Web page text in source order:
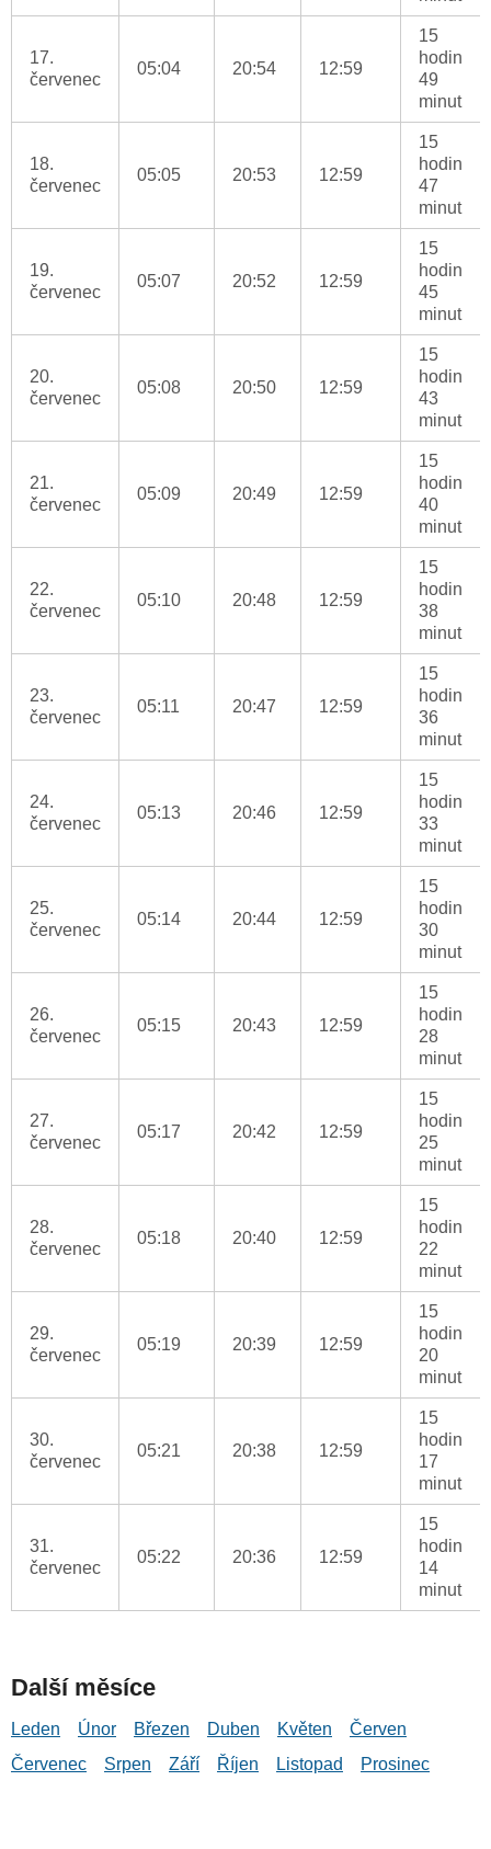
17.
červenec
05:04 20:54 12:59
15
hodin
49
minut
18.
červenec
05:05 20:53 12:59
15
hodin
47
minut
19.
červenec
05:07 20:52 12:59
15
hodin
45
minut
20.
červenec
05:08 20:50 12:59
15
hodin
43
minut
21.
červenec
05:09 20:49 12:59
15
hodin
40
minut
22.
červenec
05:10 20:48 12:59
15
hodin
38
minut
23.
červenec
05:11 20:47 12:59
15
hodin
36
minut
24.
červenec
05:13 20:46 12:59
15
hodin
33
minut
25.
červenec
05:14 20:44 12:59
15
hodin
30
minut
26.
červenec
05:15 20:43 12:59
15
hodin
28
minut
27.
červenec
05:17 20:42 12:59
15
hodin
25
minut
28.
červenec
05:18 20:40 12:59
15
hodin
22
minut
29.
červenec
05:19 20:39 12:59
15
hodin
20
minut
30.
červenec
05:21 20:38 12:59
15
hodin
17
minut
31.
červenec
05:22 20:36 12:59
15
hodin
14
minut
Další měsíce
Leden Únor Březen Duben Květen
Červen
Červenec
Srpen Září Říjen Listopad Prosinec